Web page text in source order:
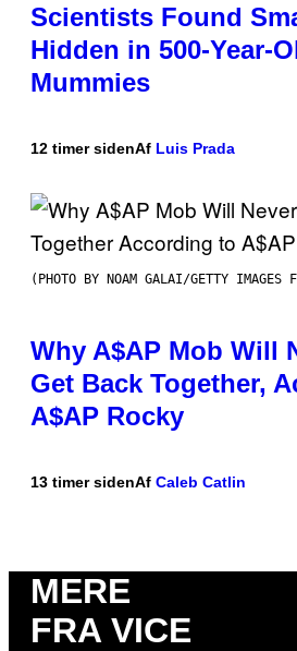
Scientists Found
Hidden in 500-Year-
Mummies
12 timer sidenAf Luis Prada
(PHOTO BY NOAM GALAI/GETTY IMAGES
Why A$AP Mob Will
Get Back Together,
A$AP Rocky
13 timer sidenAf Caleb Catlin
MERE
FRA VICE